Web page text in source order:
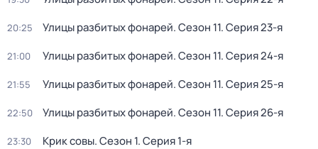
20:25 Улицы разбитых фонарей. Сезон 11. Серия 23-я
21:00 Улицы разбитых фонарей. Сезон 11. Серия 24-я
21:55 Улицы разбитых фонарей. Сезон 11. Серия 25-я
22:50 Улицы разбитых фонарей. Сезон 11. Серия 26-я
23:30 Крик совы. Сезон 1. Серия 1-я